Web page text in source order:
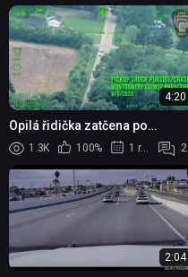
4:20
Opilá řidička zatčena po
honičce na dálnici I-75, která
skončila převrácením vozidla
1.3K 100% 1 rok 2
2:04